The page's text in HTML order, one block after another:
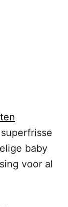
baby
voor al